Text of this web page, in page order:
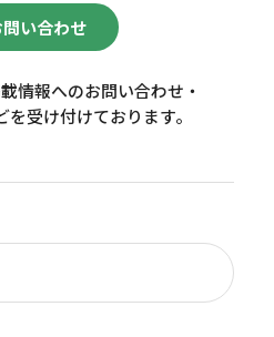
問い合わせ
情報へのお問い合わせ・
受け付けております。